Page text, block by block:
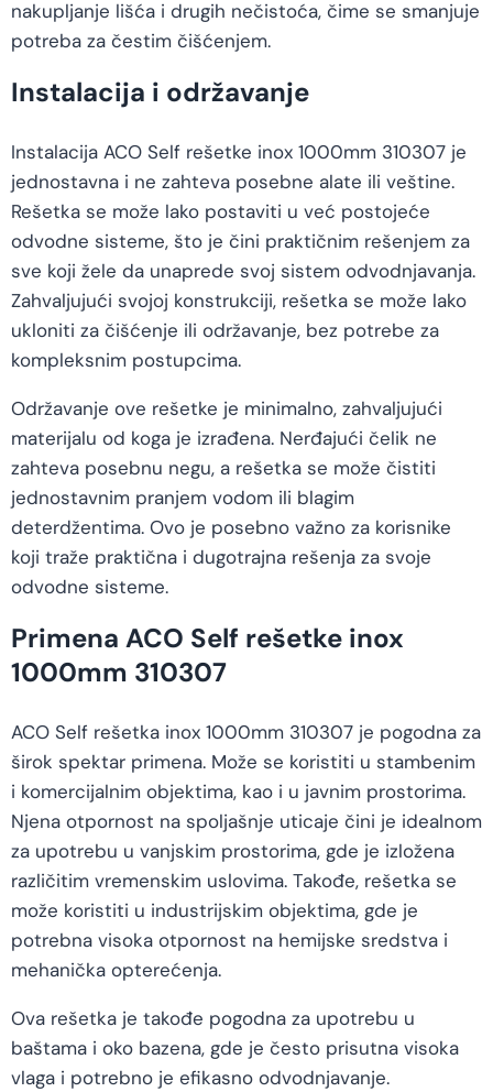
nakupljanje lišća i drugih nečistoća, čime se smanjuje
potreba za čestim čišćenjem.
Instalacija i održavanje
Instalacija ACO Self rešetke inox 1000mm 310307 je
jednostavna i ne zahteva posebne alate ili veštine.
Rešetka se može lako postaviti u već postojeće
odvodne sisteme, što je čini praktičnim rešenjem za
sve koji žele da unaprede svoj sistem odvodnjavanja.
Zahvaljujući svojoj konstrukciji, rešetka se može lako
ukloniti za čišćenje ili održavanje, bez potrebe za
kompleksnim postupcima.
Održavanje ove rešetke je minimalno, zahvaljujući
materijalu od koga je izrađena. Nerđajući čelik ne
zahteva posebnu negu, a rešetka se može čistiti
jednostavnim pranjem vodom ili blagim
deterdžentima. Ovo je posebno važno za korisnike
koji traže praktična i dugotrajna rešenja za svoje
odvodne sisteme.
Primena ACO Self rešetke inox
1000mm 310307
ACO Self rešetka inox 1000mm 310307 je pogodna za
širok spektar primena. Može se koristiti u stambenim
i komercijalnim objektima, kao i u javnim prostorima.
Njena otpornost na spoljašnje uticaje čini je idealnom
za upotrebu u vanjskim prostorima, gde je izložena
različitim vremenskim uslovima. Takođe, rešetka se
može koristiti u industrijskim objektima, gde je
potrebna visoka otpornost na hemijske sredstva i
mehanička opterećenja.
Ova rešetka je takođe pogodna za upotrebu u
baštama i oko bazena, gde je često prisutna visoka
vlaga i potrebno je efikasno odvodnjavanje.